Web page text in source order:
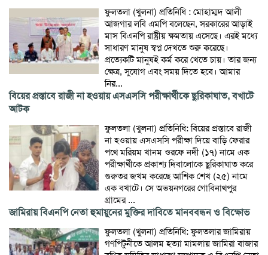
ফুলতলা (খুলনা) প্রতিনিধি : মোহাম্মদ আলী
আজগার লবি এমপি বলেছেন, সরকারের আড়াই
মাস বিএনপি রাষ্ট্রীয় ক্ষমতায় এসেছে। এরই মধ্যে
সাধারণ মানুষ স্বপ্ন দেখতে শুরু করেছে।
প্রত্যেকটি মানুষই কর্ম করে খেতে চায়। তার জন্য
ক্ষেত্র, সুযোগ এবং সময় দিতে হবে। আমার
নির...
বিয়ের প্রস্তাবে রাজী না হওয়ায় এসএসসি পরীক্ষার্থীকে ছুরিকাঘাত, বখাটে
আটক
ফুলতলা (খুলনা) প্রতিনিধি: বিয়ের প্রস্তাবে রাজী
না হওয়ায় এসএসসি পরীক্ষা দিয়ে বাড়ি ফেরার
পথে মরিয়ম খানম ওরফে নদী (১৭) নামে এক
পরীক্ষার্থীকে প্রকাশ্য দিবালোকে ছুরিকাঘাত করে
গুরুতর জখম করেছে আশিক শেখ (২৫) নামে
এক বখাটে। সে অভয়নগরের গোবিনাথপুর
গ্রামের ...
জামিরায় বিএনপি নেতা হুমায়ুনের মুক্তির দাবিতে মানববন্ধন ও বিক্ষোভ
ফুলতলা (খুলনা) প্রতিনিধি: ফুলতলার জামিরায়
গণপিটুনীতে আলম হত্যা মামলায় জামিরা বাজার